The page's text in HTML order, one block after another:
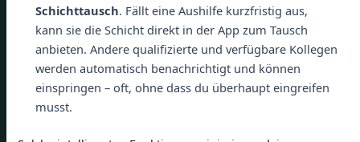
Schichttausch. Fällt eine Aushilfe kurzfristig aus,
kann sie die Schicht direkt in der App zum Tausch
anbieten. Andere qualifizierte und verfügbare Kollegen
werden automatisch benachrichtigt und können
einspringen – oft, ohne dass du überhaupt eingreifen
musst.